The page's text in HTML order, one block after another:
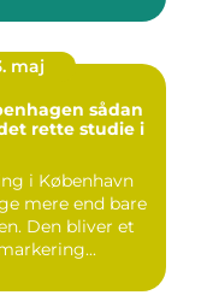
maj
sådan
rette studie i
i København
mere end bare
Den bliver et